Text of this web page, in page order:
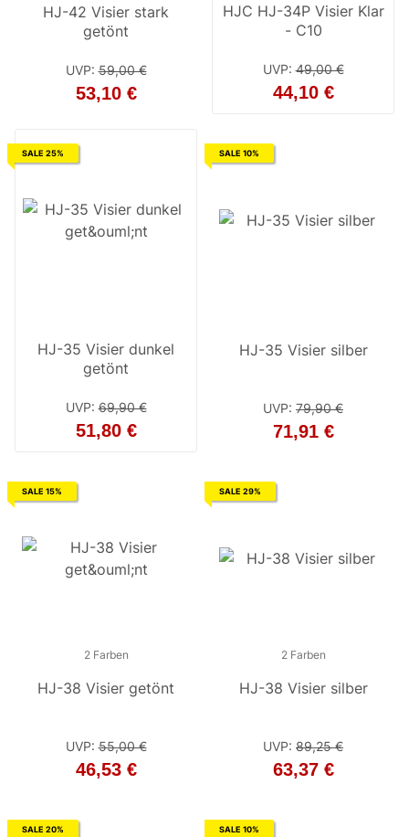
HJ-42 Visier stark
getönt
UVP:59,00 €
53,10 €
HJ-42 Visier getönt
UVP:59,00 €
47,10 €
HJC HJ-34P Visier Klar
- C10
UVP:49,00 €
44,10 €
SALE 25%
HJ-35 Visier dunkel
getönt
UVP:69,90 €
51,80 €
SALE 10%
HJ-35 Visier silber
UVP: 79,90 €
71,91 €
SALE 15%
2 Farben
HJ-38 Visier getönt
UVP:55,00 €
46,53 €
2 Farben
HJ-38 Visier silber
UVP:89,25 €
63,37 €
SALE 29%
2 Farben
HJ-38 Visier silber
UVP: 89,25 €
63,37 €
SALE 20% SALE 10%